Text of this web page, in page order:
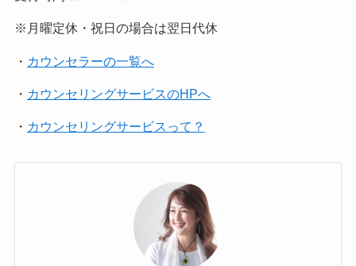
※月曜定休・祝日の場合は翌日代休
・ カウンセラーの一覧へ
・ カウンセリングサービスのHPへ
・ カウンセリングサービスって？